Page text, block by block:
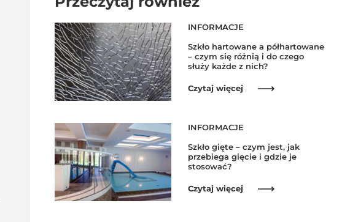
INFORMACJE
Szkło hartowane a półhartowane
– czym się różnią i do czego
służy każde z nich?
Czytaj więcej
INFORMACJE
Szkło gięte – czym jest, jak
przebiega gięcie i gdzie je
stosować?
Czytaj więcej